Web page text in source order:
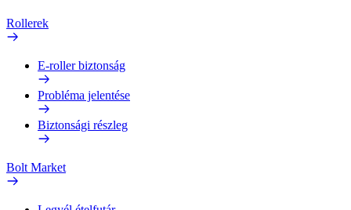
Rollerek
E-roller biztonság
Probléma jelentése
Biztonsági részleg
Bolt Market